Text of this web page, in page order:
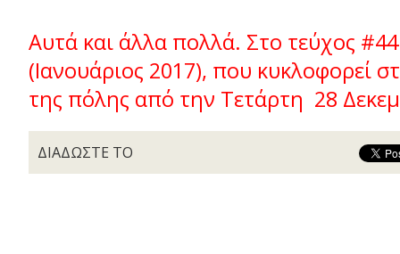
Αυτά και άλλα πολλά. Στο τεύχος #44
(Ιανουάριος 2017), που κυκλοφορεί
της πόλης από την Τετάρτη 28
ΔΙΑΔΩΣΤΕ ΤΟ